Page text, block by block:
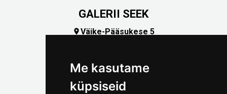
Me kasutame
küpsiseid
GALERII SEEK
Väike-Pääsukese 5